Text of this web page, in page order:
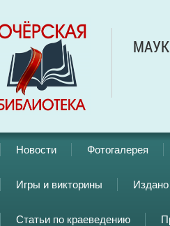
МАУК
Новости Фотогалерея
Игры и викторины
Статьи по краеведению